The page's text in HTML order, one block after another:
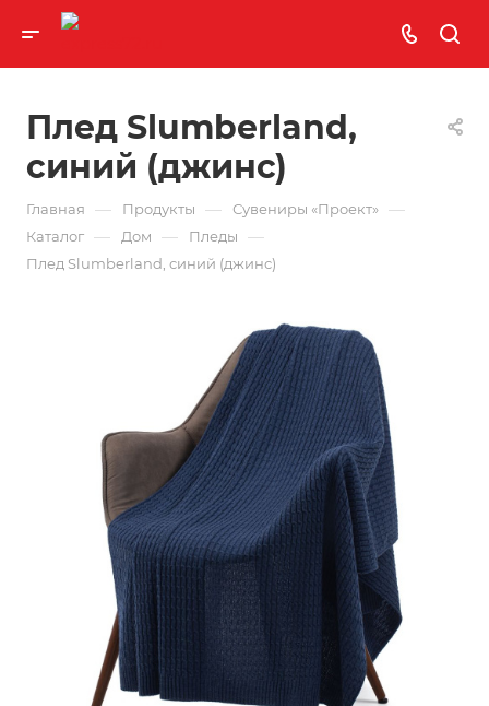
Плед Slumberland,
синий (джинс)
Главная — Продукты — Сувениры «Проект» —
Каталог — Дом — Пледы —
Плед Slumberland, синий (джинс)